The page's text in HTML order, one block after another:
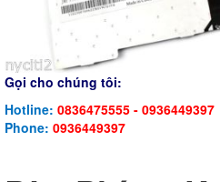
Gọi cho chúng tôi:
Hotline: 0836475555 - 0936449397
Phone: 0936449397